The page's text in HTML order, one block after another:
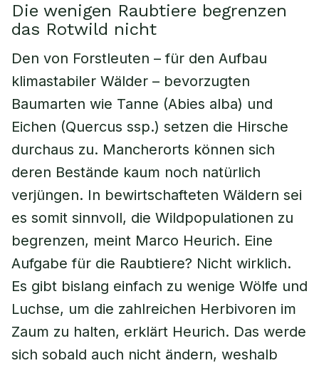
Die wenigen Raubtiere begrenzen
das Rotwild nicht
Den von Forstleuten – für den Aufbau
klimastabiler Wälder – bevorzugten
Baumarten wie Tanne (Abies alba) und
Eichen (Quercus ssp.) setzen die Hirsche
durchaus zu. Mancherorts können sich
deren Bestände kaum noch natürlich
verjüngen. In bewirtschafteten Wäldern sei
es somit sinnvoll, die Wildpopulationen zu
begrenzen, meint Marco Heurich. Eine
Aufgabe für die Raubtiere? Nicht wirklich.
Es gibt bislang einfach zu wenige Wölfe und
Luchse, um die zahlreichen Herbivoren im
Zaum zu halten, erklärt Heurich. Das werde
sich sobald auch nicht ändern, weshalb